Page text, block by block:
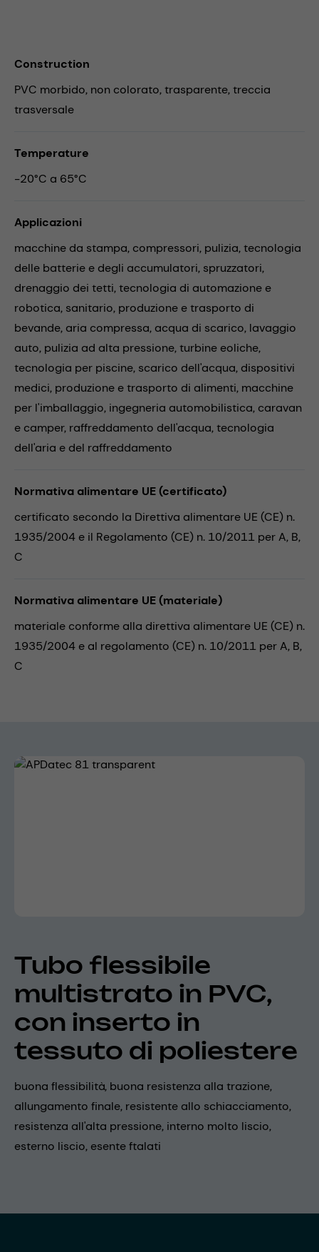
Construction
PVC morbido, non colorato, trasparente, treccia
trasversale
Temperature
-20°C a 65°C
Applicazioni
macchine da stampa, compressori, pulizia,tecnologia
delle batterie e degli accumulatori, spruzzatori,
drenaggio dei tetti,tecnologia di automazione e
robotica, sanitario, produzione e trasporto di
bevande, aria compressa, acqua di scarico, lavaggio
auto, pulizia ad alta pressione,turbine eoliche,
tecnologia per piscine, scarico dell'acqua, dispositivi
medici, produzione e trasporto di alimenti, macchine
per l'imballaggio, ingegneria automobilistica, caravan
e camper, raffreddamento dell'acqua,tecnologia
dell'aria e del raffreddamento
Normativa alimentare UE (certificato)
certificato secondo la Direttiva alimentare UE (CE) n.
1935/2004 e il Regolamento (CE) n. 10/2011 per A, B,
C
Normativa alimentare UE (materiale)
materiale conforme alla direttiva alimentare UE (CE) n.
1935/2004 e al regolamento (CE) n. 10/2011 per A, B,
C
Skip image gallery
Tubo flessibile
multistrato in PVC,
con inserto in
tessuto di poliestere
buona flessibilità, buona resistenza alla trazione,
allungamento finale, resistente allo schiacciamento,
resistenza all'alta pressione, interno molto liscio,
esterno liscio, esente ftalati